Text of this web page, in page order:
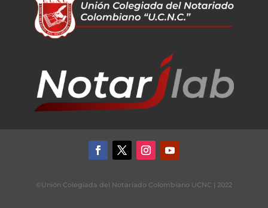
©Unión Colegiada del Notariado Colombiano UCNC | 2022